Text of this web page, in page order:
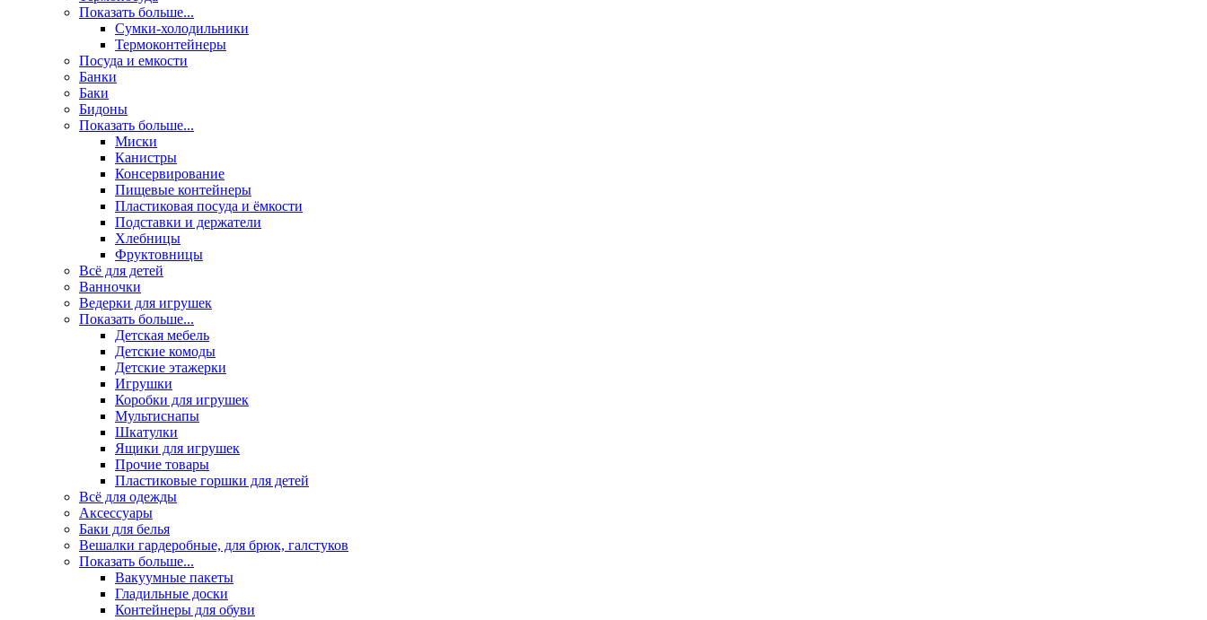
Показать больше...
Сумки-холодильники
Термоконтейнеры
Посуда и емкости
Банки
Баки
Бидоны
Показать больше...
Миски
Канистры
Консервирование
Пищевые контейнеры
Пластиковая посуда и ёмкости
Подставки и держатели
Хлебницы
Фруктовницы
Всё для детей
Ванночки
Ведерки для игрушек
Показать больше...
Детская мебель
Детские комоды
Детские этажерки
Игрушки
Коробки для игрушек
Мультиснапы
Шкатулки
Ящики для игрушек
Прочие товары
Пластиковые горшки для детей
Всё для одежды
Аксессуары
Баки для белья
Вешалки гардеробные, для брюк, галстуков
Показать больше...
Вакуумные пакеты
Гладильные доски
Контейнеры для обуви